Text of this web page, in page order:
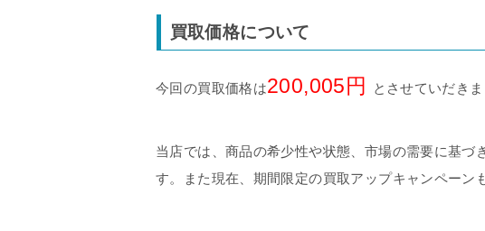
買取価格について
今回の買取価格は200,005円 とさせていだき
当店では、商品の希少性や状態、市場の需要に基づ
す。また現在、期間限定の買取アップキャンペーン